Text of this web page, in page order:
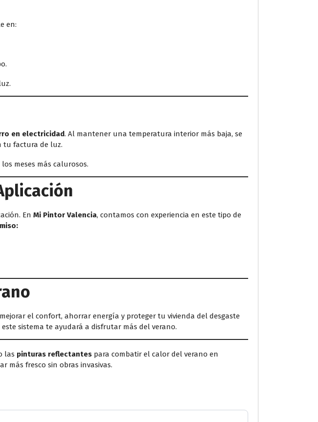
en:
en electricidad. Al mantener una temperatura interior más baja, se
tu factura de luz.
meses más calurosos.
En Mi Pintor Valencia, contamos con experiencia en este tipo de
el confort, ahorrar energía y proteger tu vivienda del desgaste
sistema te ayudará a disfrutar más del verano.
las pinturas reflectantes para combatir el calor del verano en
más fresco sin obras invasivas.